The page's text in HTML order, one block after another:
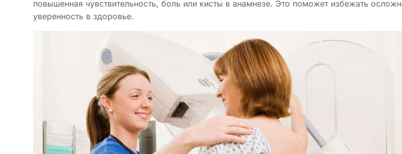
повышенная чувствительность, боль или кисты в анамнезе. Это поможет избежать
уверенность в здоровье.